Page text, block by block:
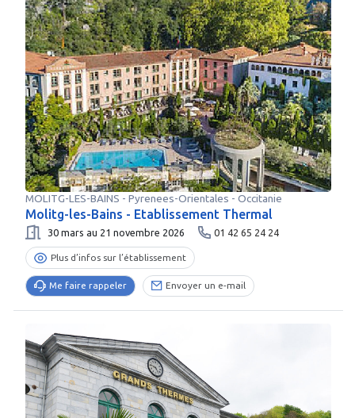
MOLITG-LES-BAINS - Pyrenees-Orientales - Occitanie
Molitg-les-Bains - Etablissement Thermal
30 mars au 21 novembre 2026 01 42 65 24 24
Plus d’infos sur l’établissement
Me faire rappeler Envoyer un e-mail